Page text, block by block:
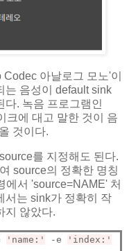
아날로그 모노'이
는 음성이 default sink
. 녹음 프로그램인
크에 대고 말한 것이 음
것이다.
를 지정해도 된다.
source의 정확한 명칭
에서 'source=NAME' 처
서는 sink가 정확히 작
지 않았다.
'name:' -e
'index:'